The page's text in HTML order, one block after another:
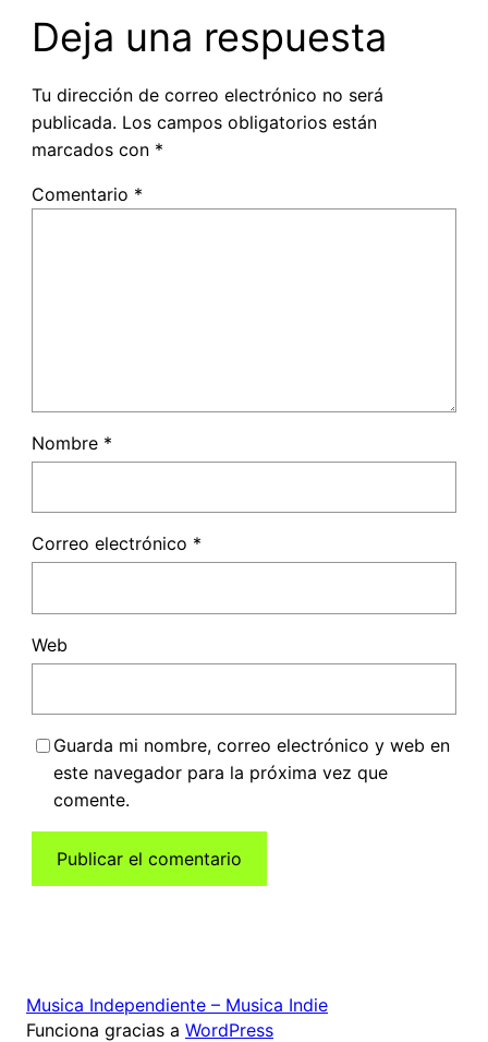
Deja una respuesta
Tu dirección de correo electrónico no será
publicada. Los campos obligatorios están
marcados con *
Comentario *
Nombre *
Correo electrónico *
Web
Guarda mi nombre, correo electrónico y web en
este navegador para la próxima vez que
comente.
Musica Independiente – Musica Indie
Funciona gracias a WordPress